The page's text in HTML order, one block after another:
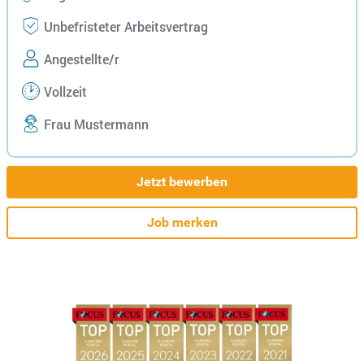
Unbefristeter Arbeitsvertrag
Angestellte/r
Vollzeit
Frau Mustermann
Jetzt bewerben
Job merken